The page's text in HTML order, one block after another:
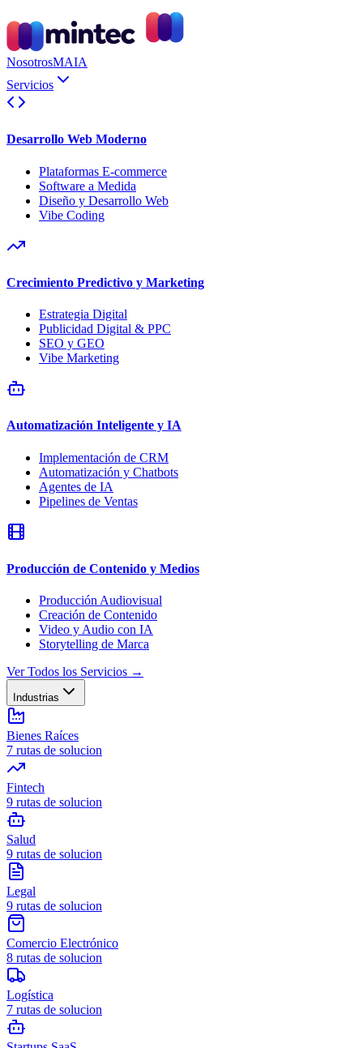
NosotrosMAIA
Servicios
Desarrollo Web Moderno
Plataformas E-commerce
Software a Medida
Diseño y Desarrollo Web
Vibe Coding
Crecimiento Predictivo y Marketing
Estrategia Digital
Publicidad Digital & PPC
SEO y GEO
Vibe Marketing
Automatización Inteligente y IA
Implementación de CRM
Automatización y Chatbots
Agentes de IA
Pipelines de Ventas
Producción de Contenido y Medios
Producción Audiovisual
Creación de Contenido
Video y Audio con IA
Storytelling de Marca
Ver Todos los Servicios →
Industrias
Bienes Raíces
7 rutas de solucion
Fintech
9 rutas de solucion
Salud
9 rutas de solucion
Legal
9 rutas de solucion
Comercio Electrónico
8 rutas de solucion
Logística
7 rutas de solucion